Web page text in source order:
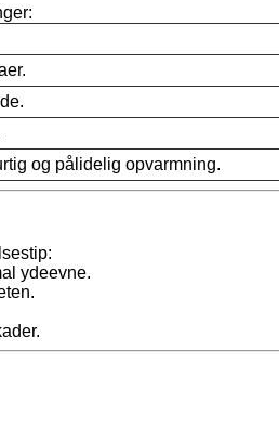
og pålidelig opvarmning.
ydeevne.